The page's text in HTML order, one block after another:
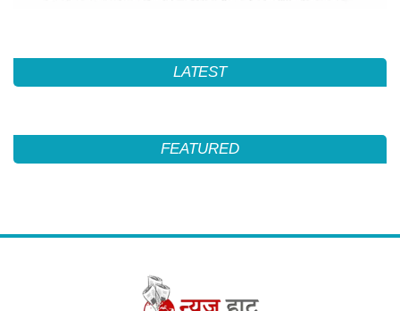
LATEST
FEATURED